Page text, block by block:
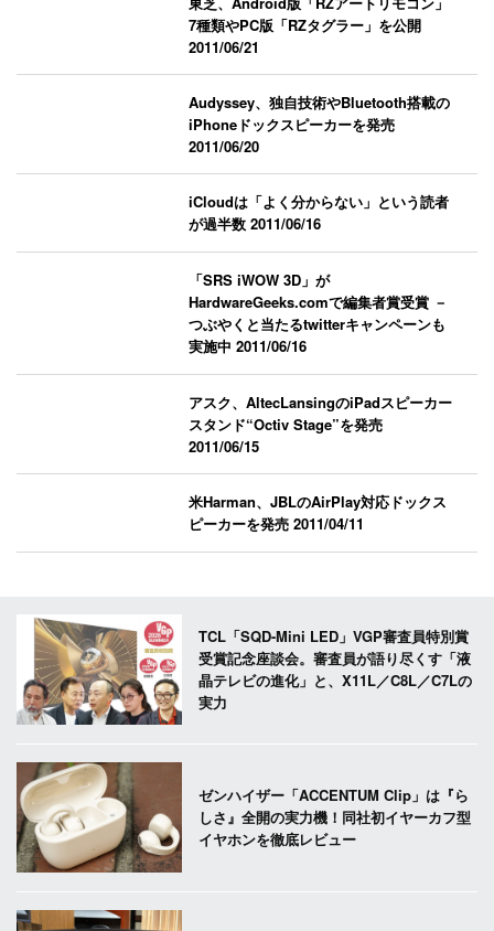
7種類やPC版「RZタグラー」を公開
2011/06/21
Audyssey、独自技術やBluetooth搭載の
iPhoneドックスピーカーを発売
2011/06/20
iCloudは「よく分からない」という読者
が過半数2011/06/16
「SRS iWOW 3D」が
HardwareGeeks.comで編集者賞受賞 －
つぶやくと当たるtwitterキャンペーンも
実施中2011/06/16
アスク、AltecLansingのiPadスピーカー
スタンド“Octiv Stage”を発売
2011/06/15
米Harman、JBLのAirPlay対応ドックス
ピーカーを発売2011/04/11
TCL「SQD-Mini LED」VGP審査員特別賞
受賞記念座談会。審査員が語り尽くす「液
晶テレビの進化」と、X11L／C8L／C7Lの
実力
ゼンハイザー「ACCENTUM Clip」は『ら
しさ』全開の実力機！同社初イヤーカフ型
イヤホンを徹底レビュー